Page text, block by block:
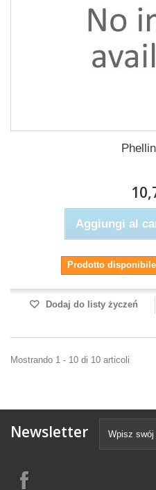
Aggiungi al
Prodotto
Dodaj do listy życzeń
Mostrando 1 - 10 di 10 articoli
Newsletter